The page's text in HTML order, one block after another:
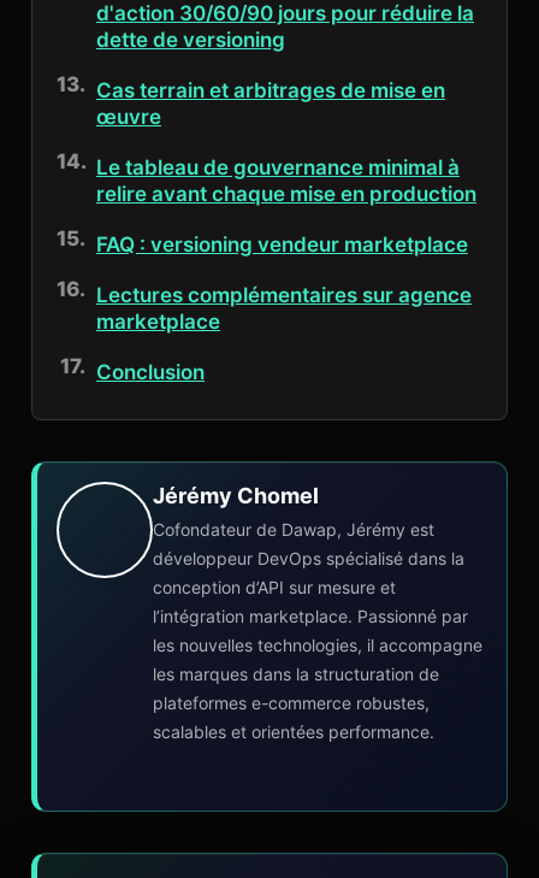
d'action 30/60/90 jours pour réduire la
dette de versioning
Cas terrain et arbitrages de mise en
œuvre
Le tableau de gouvernance minimal à
relire avant chaque mise en production
FAQ : versioning vendeur marketplace
Lectures complémentaires sur agence
marketplace
Conclusion
Jérémy Chomel
Cofondateur de Dawap, Jérémy est
développeur DevOps spécialisé dans la
conception d’API sur mesure et
l’intégration marketplace. Passionné par
les nouvelles technologies, il accompagne
les marques dans la structuration de
plateformes e-commerce robustes,
scalables et orientées performance.